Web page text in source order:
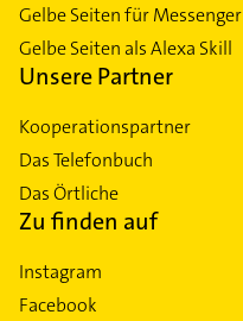
Gelbe Seiten für Messenger
Gelbe Seiten als Alexa Skill
Unsere Partner
Kooperationspartner
Das Telefonbuch
Das Örtliche
Zu finden auf
Instagram
Facebook